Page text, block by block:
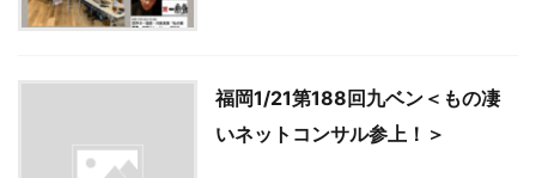
福岡1/21第188回九ベン＜もの凄
いネットコンサル参上！＞